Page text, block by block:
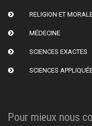
RELIGION ET
MÉDECINE
SCIENCES EXACTES
SCIENCES
Pour mieux nous